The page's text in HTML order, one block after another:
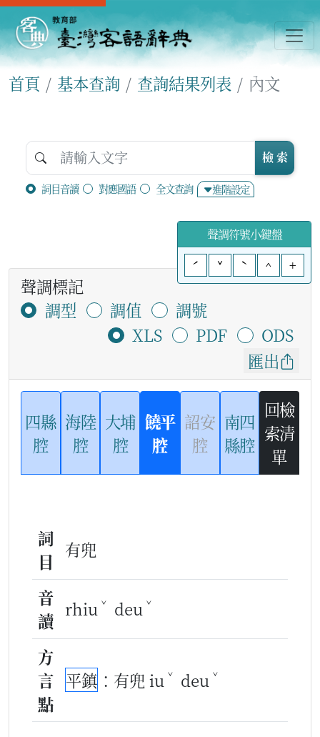
首頁 基本查詢 查詢結果列表 內文
詞目音讀 對應國語 全文查詢 進階設定
檢 索
聲調符號小鍵盤
ˊ
ˇ ˋ ^ +
聲調標記
調型
調值
調號
XLS
PDF
ODS
匯出
四縣
腔
海陸
腔
大埔
腔
饒平
腔
詔安
腔
南四
縣腔
回檢
索清
單
詞
目
有兜
音
讀
rhiu ˇ deu ˇ
方
言
點
平鎮 ：有兜 iu ˇ deu ˇ